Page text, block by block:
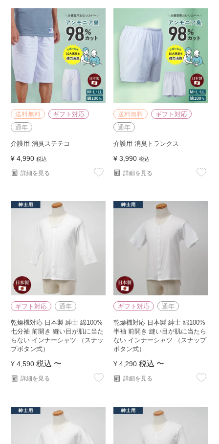
送料無料
ギフト対応
通年
介護用 消臭ステテコ
¥ 4,990 税込
詳細を見る
送料無料
ギフト対応
通年
介護用 消臭トランクス
¥ 3,990 税込
詳細を見る
ギフト対応 通年
乾燥機対応 日本製 紳士 綿100%
七分袖 前開き 縫い目が肌に当た
らない インナーシャツ （スナッ
プボタン式）
¥ 4,590 税込 〜
詳細を見る
ギフト対応 通年
乾燥機対応 日本製 紳士 綿100%
半袖 前開き 縫い目が肌に当たら
ない インナーシャツ （スナップ
ボタン式）
¥ 4,290 税込 〜
詳細を見る